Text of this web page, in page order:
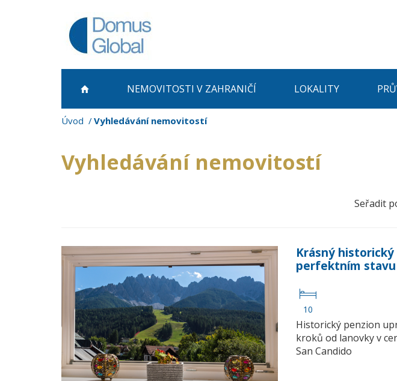
NEMOVITOSTI V ZAHRANIČÍ LOKALITY
Úvod Vyhledávání nemovitostí
Vyhledávání nemovitostí
Seřadit
Krásný
perfektním
10
Historický penzion
kroků od lanovky v
San Candido